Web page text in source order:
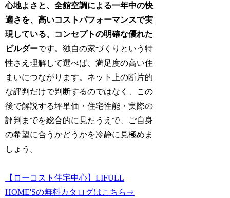
心地よさと、全館空調による一年中の快
適さを、高いコストパフォーマンスで実
現している、コンセプトの明確な優れた
ビルダーです。独自の家づくりという特
性さえ理解して選べば、満足度の高い住
まいにつながります。ネット上の断片的
な評判だけで判断するのではなく、この
後で解説する坪単価・住宅性能・実際の
評判までを総合的に見たうえで、ご自身
の希望に合うかどうかを冷静に見極めま
しょう。
【ローコスト住宅中心】LIFULL
HOME'Sの無料カタログはこちら⇒